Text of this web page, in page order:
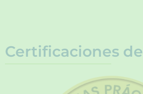
Certificaciones de